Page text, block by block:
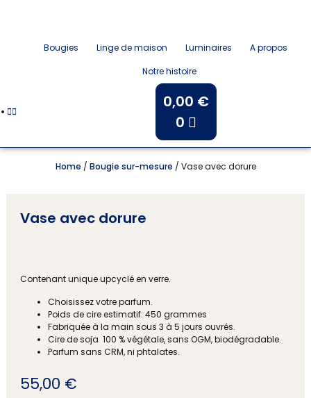
Bougies Linge de maison Luminaires
A propos
Notre histoire
0,00 €
0
Home / Bougie sur-mesure / Vase avec dorure
Vase avec dorure
Contenant unique upcyclé en verre.
Choisissez votre parfum.
Poids de cire estimatif: 450 grammes
Fabriquée à la main sous 3 à 5 jours ouvrés.
Cire de soja 100 % végétale, sans OGM, biodégradable.
Parfum sans CRM, ni phtalates.
55,00 €